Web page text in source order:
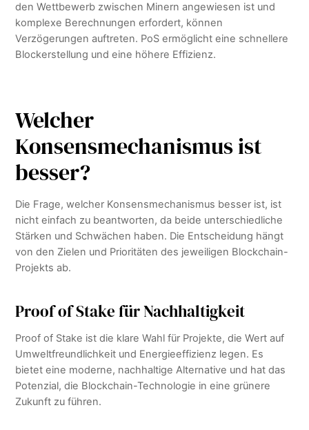
den Wettbewerb zwischen Minern angewiesen ist und
komplexe Berechnungen erfordert, können
Verzögerungen auftreten. PoS ermöglicht eine schnellere
Blockerstellung und eine höhere Effizienz.
Welcher
Konsensmechanismus ist
besser?
Die Frage, welcher Konsensmechanismus besser ist, ist
nicht einfach zu beantworten, da beide unterschiedliche
Stärken und Schwächen haben. Die Entscheidung hängt
von den Zielen und Prioritäten des jeweiligen Blockchain-
Projekts ab.
Proof of Stake für Nachhaltigkeit
Proof of Stake ist die klare Wahl für Projekte, die Wert auf
Umweltfreundlichkeit und Energieeffizienz legen. Es
bietet eine moderne, nachhaltige Alternative und hat das
Potenzial, die Blockchain-Technologie in eine grünere
Zukunft zu führen.